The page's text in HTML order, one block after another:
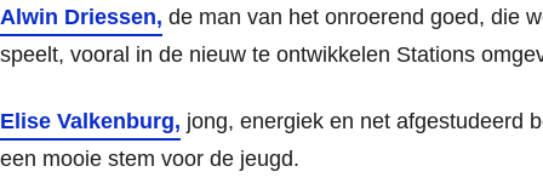
Alwin Driessen, de man van het onroerend goed, die
speelt, vooral in de nieuw te ontwikkelen Stations
Elise Valkenburg, jong, energiek en net afgestudeerd
een mooie stem voor de jeugd.